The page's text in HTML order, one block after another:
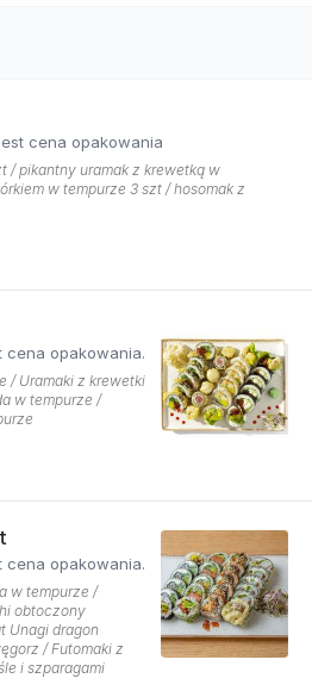
cena opakowania
/ pikantny uramak z krewetką w
w tempurze 3 szt / hosomak z
cena opakowania.
/ Uramaki z krewetki
w tempurze /
cena opakowania.
w tempurze /
obtoczony
Unagi dragon
/ Futomaki z
i szparagami